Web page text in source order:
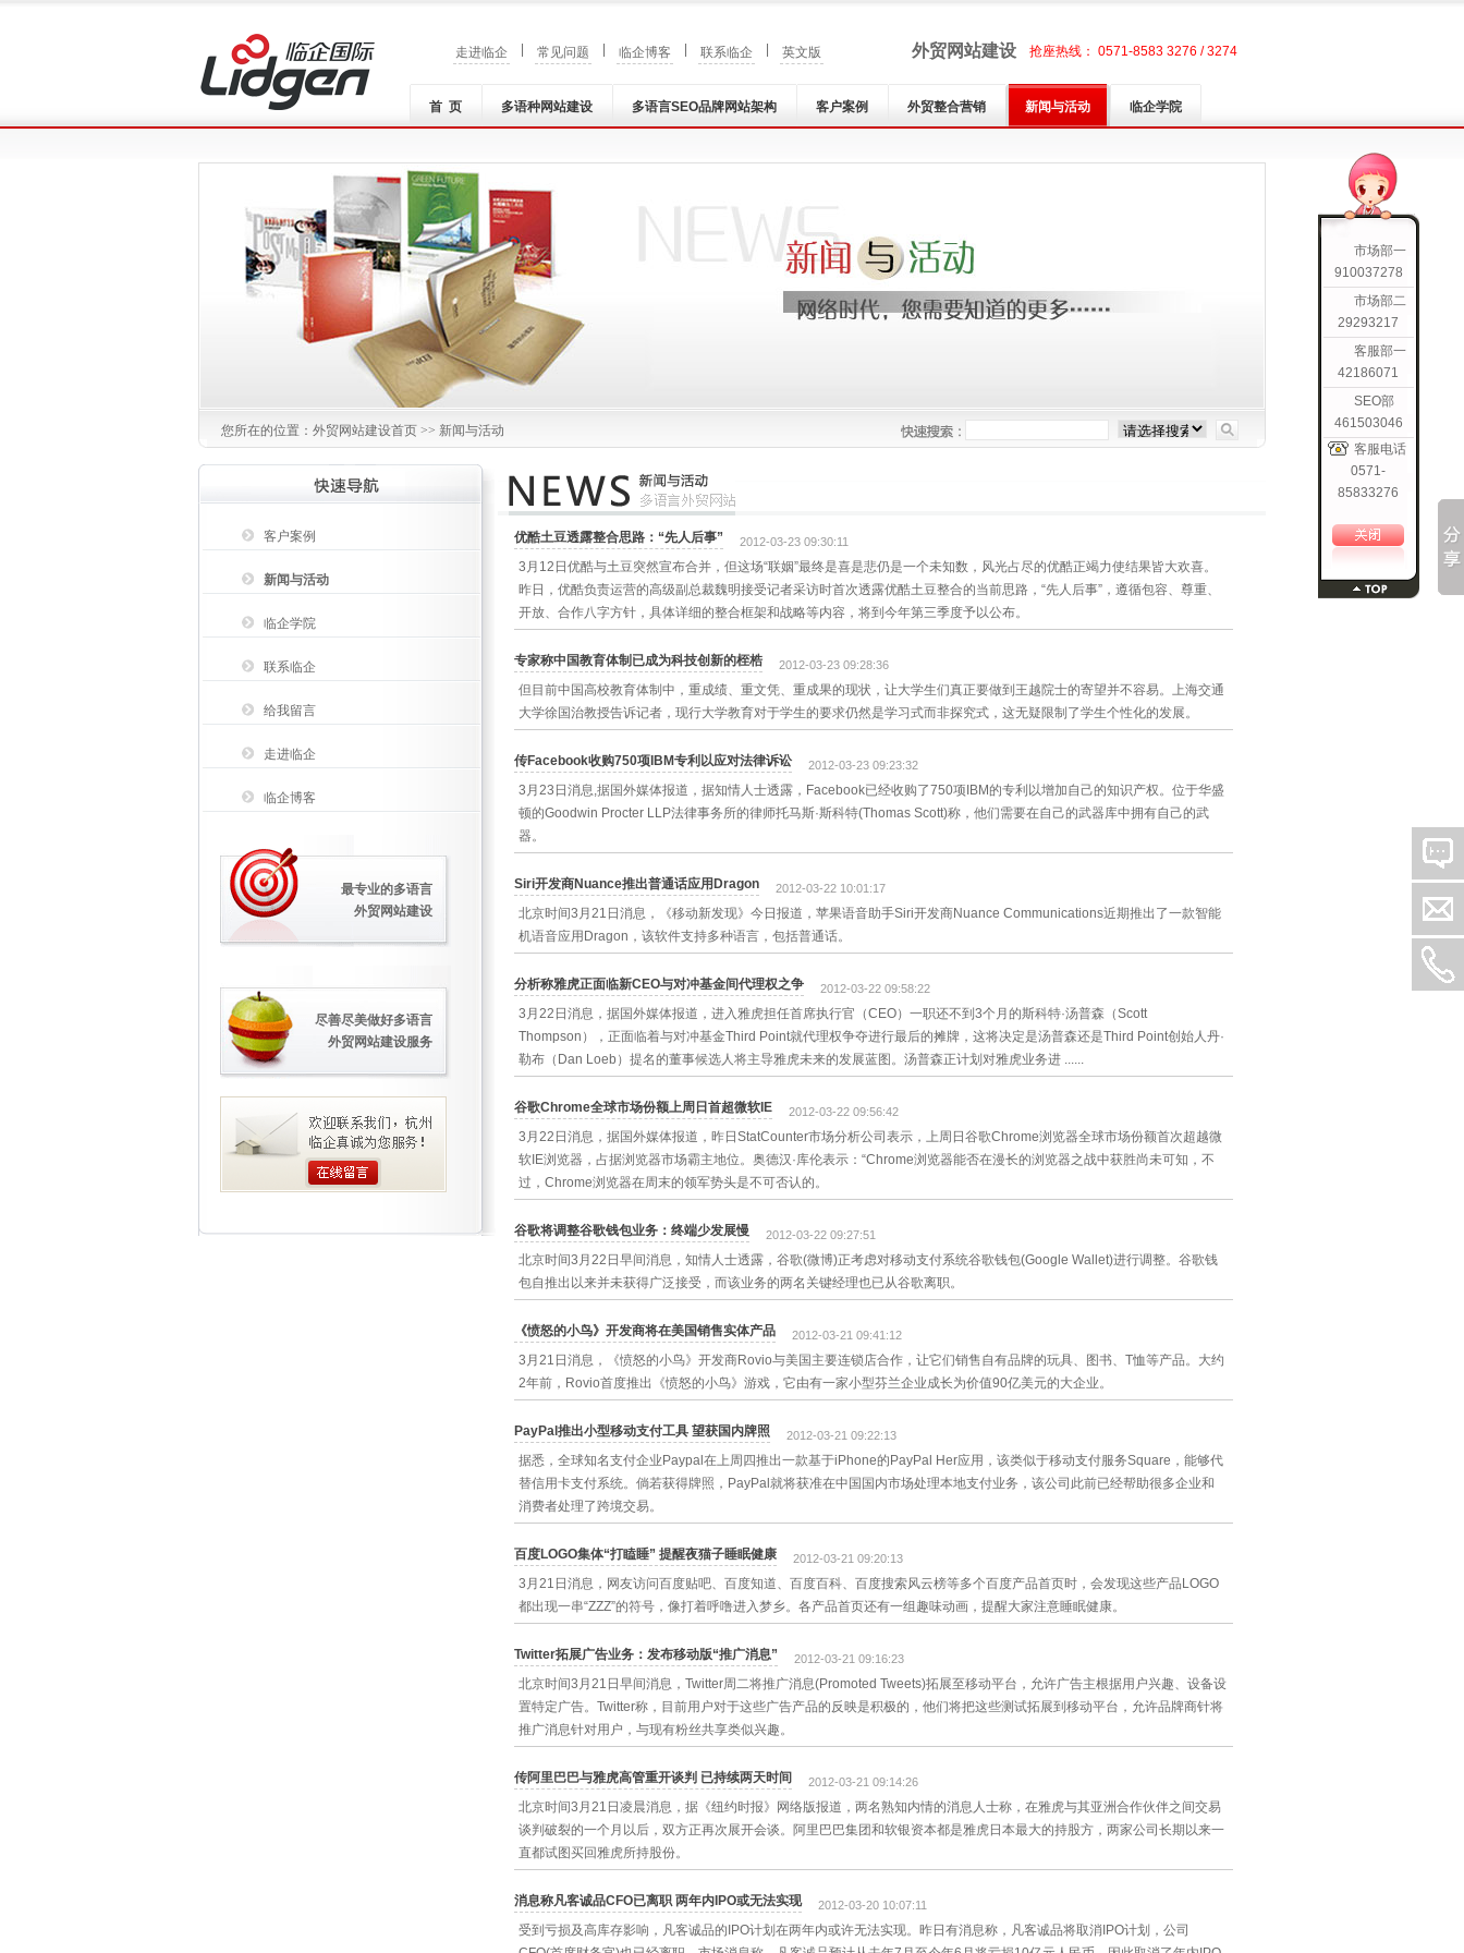
外贸网站建设 抢座热线： 0571-8583 3276 / 3274
走进临企 常见问题 临企博客 联系临企 英文版
首 页 多语种网站建设 多语言SEO品牌网站架构 客户案例 外贸整合营销 新闻与活动 临企学院
您所在的位置： 外贸网站建设首页 >> 新闻与活动
市场部一
910037278
市场部二
29293217
客服部一
42186071
SEO部
461503046
客服电话
0571-
85833276
优酷土豆透露整合思路：“先人后事” 2012-03-23 09:30:11
3月12日优酷与土豆突然宣布合并，但这场“联姻”最终是喜是悲仍是一个未知数，风光占尽的优酷正竭力使结果皆大欢喜。
昨日，优酷负责运营的高级副总裁魏明接受记者采访时首次透露优酷土豆整合的当前思路，“先人后事”，遵循包容、尊重、
开放、合作八字方针，具体详细的整合框架和战略等内容，将到今年第三季度予以公布。
专家称中国教育体制已成为科技创新的桎梏 2012-03-23 09:28:36
但目前中国高校教育体制中，重成绩、重文凭、重成果的现状，让大学生们真正要做到王越院士的寄望并不容易。上海交通
大学徐国治教授告诉记者，现行大学教育对于学生的要求仍然是学习式而非探究式，这无疑限制了学生个性化的发展。
传Facebook收购750项IBM专利以应对法律诉讼 2012-03-23 09:23:32
3月23日消息,据国外媒体报道，据知情人士透露，Facebook已经收购了750项IBM的专利以增加自己的知识产权。位于华盛
顿的Goodwin Procter LLP法律事务所的律师托马斯·斯科特(Thomas Scott)称，他们需要在自己的武器库中拥有自己的武
器。
Siri开发商Nuance推出普通话应用Dragon 2012-03-22 10:01:17
北京时间3月21日消息，《移动新发现》今日报道，苹果语音助手Siri开发商Nuance Communications近期推出了一款智能
机语音应用Dragon，该软件支持多种语言，包括普通话。
分析称雅虎正面临新CEO与对冲基金间代理权之争 2012-03-22 09:58:22
3月22日消息，据国外媒体报道，进入雅虎担任首席执行官（CEO）一职还不到3个月的斯科特·汤普森（Scott
Thompson），正面临着与对冲基金Third Point就代理权争夺进行最后的摊牌，这将决定是汤普森还是Third Point创始人丹·
勒布（Dan Loeb）提名的董事候选人将主导雅虎未来的发展蓝图。汤普森正计划对雅虎业务进 ......
谷歌Chrome全球市场份额上周日首超微软IE 2012-03-22 09:56:42
3月22日消息，据国外媒体报道，昨日StatCounter市场分析公司表示，上周日谷歌Chrome浏览器全球市场份额首次超越微
软IE浏览器，占据浏览器市场霸主地位。奥德汉·库伦表示：“Chrome浏览器能否在漫长的浏览器之战中获胜尚未可知，不
过，Chrome浏览器在周末的领军势头是不可否认的。
谷歌将调整谷歌钱包业务：终端少发展慢 2012-03-22 09:27:51
北京时间3月22日早间消息，知情人士透露，谷歌(微博)正考虑对移动支付系统谷歌钱包(Google Wallet)进行调整。谷歌钱
包自推出以来并未获得广泛接受，而该业务的两名关键经理也已从谷歌离职。
《愤怒的小鸟》开发商将在美国销售实体产品 2012-03-21 09:41:12
3月21日消息，《愤怒的小鸟》开发商Rovio与美国主要连锁店合作，让它们销售自有品牌的玩具、图书、T恤等产品。大约
2年前，Rovio首度推出《愤怒的小鸟》游戏，它由有一家小型芬兰企业成长为价值90亿美元的大企业。
PayPal推出小型移动支付工具 望获国内牌照 2012-03-21 09:22:13
据悉，全球知名支付企业Paypal在上周四推出一款基于iPhone的PayPal Her应用，该类似于移动支付服务Square，能够代
替信用卡支付系统。倘若获得牌照，PayPal就将获准在中国国内市场处理本地支付业务，该公司此前已经帮助很多企业和
消费者处理了跨境交易。
百度LOGO集体“打瞌睡” 提醒夜猫子睡眠健康 2012-03-21 09:20:13
3月21日消息，网友访问百度贴吧、百度知道、百度百科、百度搜索风云榜等多个百度产品首页时，会发现这些产品LOGO
都出现一串“ZZZ”的符号，像打着呼噜进入梦乡。各产品首页还有一组趣味动画，提醒大家注意睡眠健康。
Twitter拓展广告业务：发布移动版“推广消息” 2012-03-21 09:16:23
北京时间3月21日早间消息，Twitter周二将推广消息(Promoted Tweets)拓展至移动平台，允许广告主根据用户兴趣、设备设
置特定广告。Twitter称，目前用户对于这些广告产品的反映是积极的，他们将把这些测试拓展到移动平台，允许品牌商针将
推广消息针对用户，与现有粉丝共享类似兴趣。
传阿里巴巴与雅虎高管重开谈判 已持续两天时间 2012-03-21 09:14:26
北京时间3月21日凌晨消息，据《纽约时报》网络版报道，两名熟知内情的消息人士称，在雅虎与其亚洲合作伙伴之间交易
谈判破裂的一个月以后，双方正再次展开会谈。阿里巴巴集团和软银资本都是雅虎日本最大的持股方，两家公司长期以来一
直都试图买回雅虎所持股份。
消息称凡客诚品CFO已离职 两年内IPO或无法实现 2012-03-20 10:07:11
受到亏损及高库存影响，凡客诚品的IPO计划在两年内或许无法实现。昨日有消息称，凡客诚品将取消IPO计划，公司
客户案例
新闻与活动
临企学院
联系临企
给我留言
走进临企
临企博客
最专业的多语言
外贸网站建设
尽善尽美做好多语言
外贸网站建设服务